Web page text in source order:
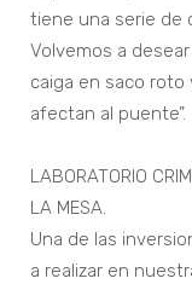
tiene una serie de
Volvemos a
caiga en saco
afectan al puente”.
LABORATORIO
LA MESA.
Una de las
a realizar en